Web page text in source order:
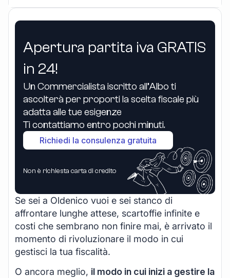
Apertura partita iva GRATIS
in 24!
Un Commercialista iscritto all’Albo ti
ascolterà per proporti la scelta fiscale più
adatta alle tue esigenze
Ti contattiamo entro pochi minuti.
Richiedi la consulenza gratuita
Non è richiesta carta di credito
Se sei a Oldenico vuoi e sei stanco di
affrontare lunghe attese, scartoffie infinite e
costi che sembrano non finire mai, è arrivato il
momento di rivoluzionare il modo in cui
gestisci la tua fiscalità.
O ancora meglio, il modo in cui inizi a gestire la